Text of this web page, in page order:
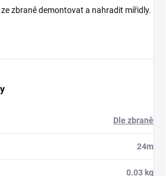
zbraně demontovat a nahradit mířidly.
Dle zbraně
24m
0.03 kg